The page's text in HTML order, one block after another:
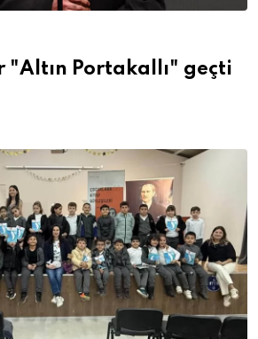
"Altın Portakallı" geçti